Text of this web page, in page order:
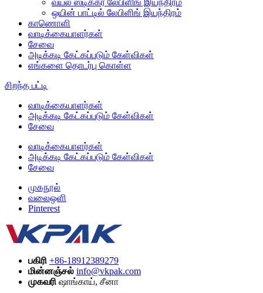
வயல் ஸ்டிக்கர் லேபிளிங் இயந்திரம்
ஒயின் பாட்டில் லேபிளிங் இயந்திரம்
காணொளி
வாடிக்கையாளர்கள்
சேவை
அடிக்கடி கேட்கப்படும் கேள்விகள்
எங்களை தொடர்பு கொள்ள
சிறந்த பட்டி
வாடிக்கையாளர்கள்
அடிக்கடி கேட்கப்படும் கேள்விகள்
சேவை
வாடிக்கையாளர்கள்
அடிக்கடி கேட்கப்படும் கேள்விகள்
சேவை
முகநூல்
வலைஒளி
Pinterest
பகிரி +86-18912389279
மின்னஞ்சல் info@vkpak.com
முகவரி ஷாங்காய், சீனா